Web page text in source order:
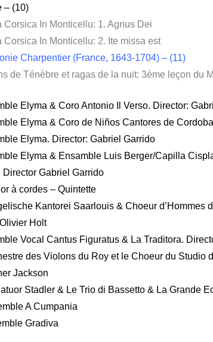
– (10)
Corsica In Monticellu: 1. Agnus Dei
Corsica In Monticellu: 2. Ite missa est
Charpentier (France, 1643-1704) – (11)
de Ténèbre et ragas de la nuit: 3ème leçon du
Elyma & Coro Antonio Il Verso. Director:
Elyma & Coro de Niños Cantores de
Elyma. Director: Gabriel Garrido
Elyma & Ensamble Luis Berger/Capilla
Director Gabriel Garrido
à cordes – Quintette
Kantorei Saarlouis & Choeur d’Hommes
Holt
Vocal Cantus Figuratus & La Traditora.
des Violons du Roy et le Choeur du
Jackson
Stadler & Le Trio di Bassetto & La Grande
A Cumpania
Gradiva